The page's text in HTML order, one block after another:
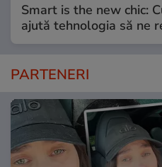
Smart is the new chic:
ajută tehnologia să ne
PARTENERI